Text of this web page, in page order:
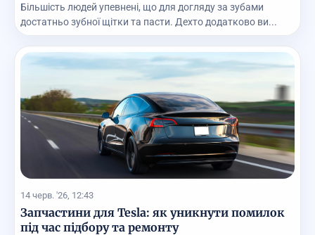
Більшість людей упевнені, що для догляду за зубами
достатньо зубної щітки та пасти. Дехто додатково ви...
14 черв. '26, 12:43
Запчастини для Tesla: як уникнути помилок
під час підбору та ремонту